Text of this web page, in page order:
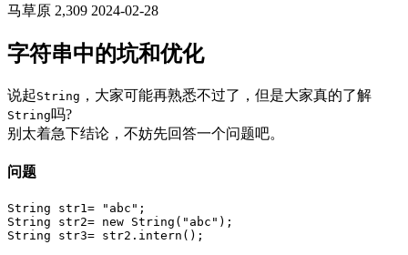
马草原 2,309 2024-02-28
字符串中的坑和优化
说起String ，大家可能再熟悉不过了，但是大家真的了解
String吗?
别太着急下结论，不妨先回答一个问题吧。
问题
String str1= "abc";
String str2= new String("abc");
String str3= str2.intern();